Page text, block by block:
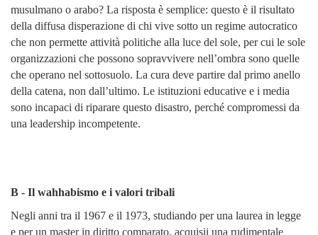
musulmano o arabo? La risposta è semplice: questo è il risultato
della diffusa disperazione di chi vive sotto un regime autocratico
che non permette attività politiche alla luce del sole, per cui le sole
organizzazioni che possono sopravvivere nell’ombra sono quelle
che operano nel sottosuolo. La cura deve partire dal primo anello
della catena, non dall’ultimo. Le istituzioni educative e i media
sono incapaci di riparare questo disastro, perché compromessi da
una leadership incompetente.
B - Il wahhabismo e i valori tribali
Negli anni tra il 1967 e il 1973, studiando per una laurea in legge
e per un master in diritto comparato, acquisii una rudimentale